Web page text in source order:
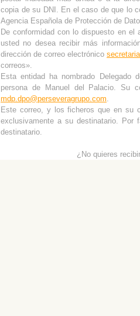
copia de su DNI. En el caso de que lo
Agencia Española de Protección de
De conformidad con lo dispuesto en
usted no desea recibir más
dirección de correo electrónico
correos».
Esta entidad ha nombrado
persona de Manuel del Palacio. Su
mdp.dpo@perseveragrupo.com.
Este correo, y los ficheros que en su
exclusivamente a su destinatario.
destinatario.
¿No quieres